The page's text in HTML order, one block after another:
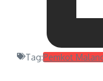
Tag:Pemkot